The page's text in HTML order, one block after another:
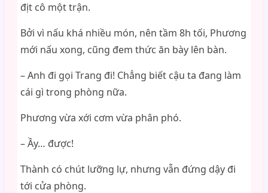
địt cô một trận.
Bởi vì nấu khá nhiều món, nên tầm 8h tối, Phương
mới nấu xong, cũng đem thức ăn bày lên bàn.
– Anh đi gọi Trang đi! Chẳng biết cậu ta đang làm
cái gì trong phòng nữa.
Phương vừa xới cơm vừa phân phó.
– Ầy… được!
Thành có chút lưỡng lự, nhưng vẫn đứng dậy đi
tới cửa phòng.